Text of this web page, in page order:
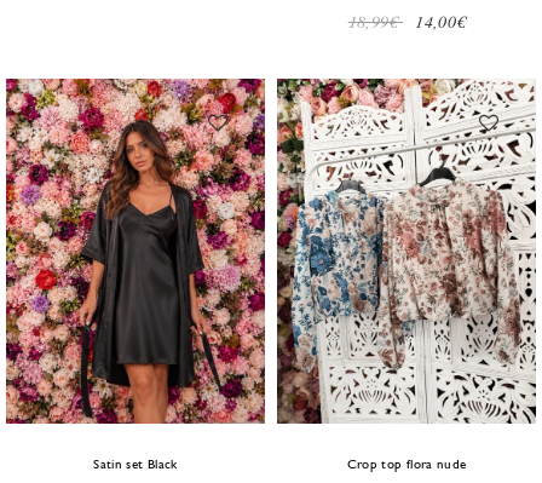
18,99€ 14,00€
Satin set Black Crop top flora nude